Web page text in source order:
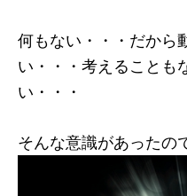
何もない・・・だから
い・・・考えることも
い・・・
そんな意識があったの